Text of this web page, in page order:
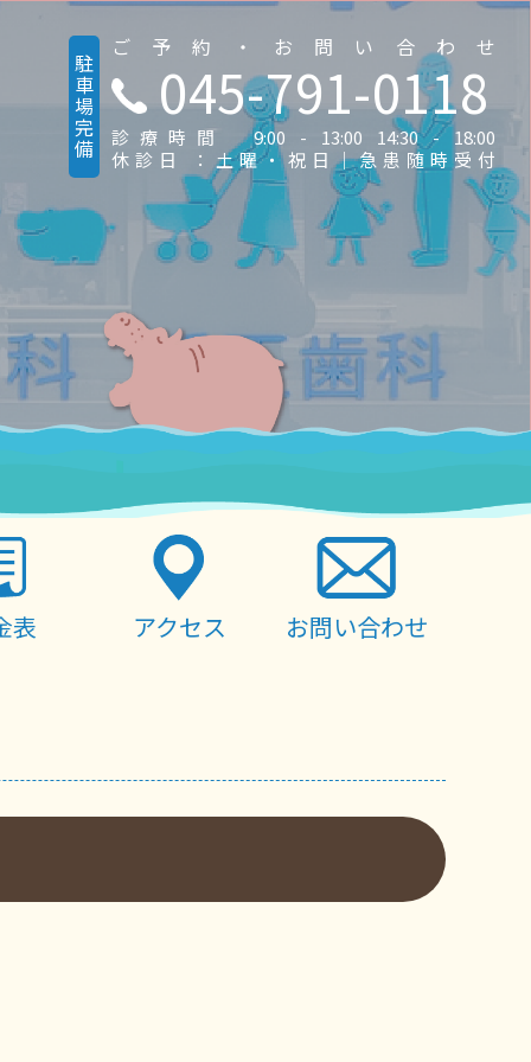
駐車場完備
ご予約・お問い合わせ
045-791-0118
診療時間 9:00 - 13:00 14:30 - 18:00
休診日 ：土曜・祝日｜急患随時受付
表 アクセス お問い合わせ